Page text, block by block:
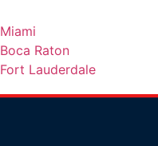
Miami
Boca Raton
Fort Lauderdale